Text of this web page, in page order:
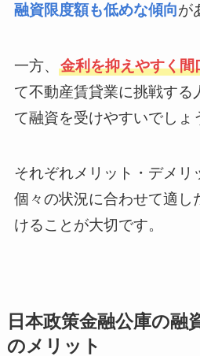
融資限度額も低めな傾向が
一方、 金利を抑えやすく間
て不動産賃貸業に挑戦する
て融資を受けやすいでしょ
それぞれメリット・デメリ
個々の状況に合わせて適し
けることが大切です。
日本政策金融公庫の融
のメリット